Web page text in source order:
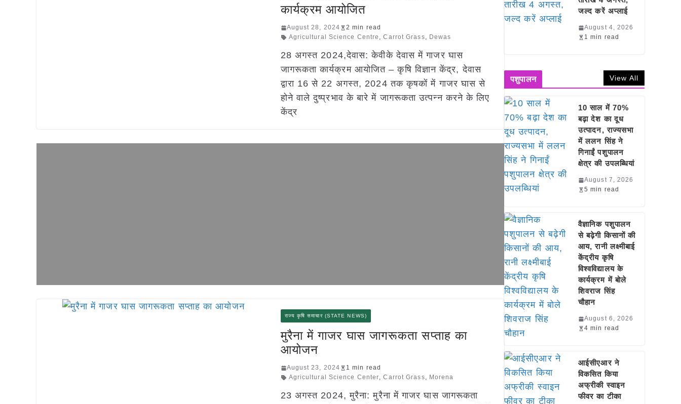
कार्यक्रम आयोजित
August 28, 2024
2 min read
Agricultural Science Centre ,Carrot Grass, Dewas
28 अगस्त 2024,देवास: केवीके देवास में गाजर घास
जागरूकता कार्यक्रम आयोजित – कृषि विज्ञान केंद्र, देवास
द्वारा 16 से 22 अगस्त, 2024 तक कृषकों में गाजर घास से
होने वाले दुष्प्रभाव के बारे में जागरूकता उत्पन्न करने के लिए
केंद्र
राज्य कृषि समाचार (STATE NEWS)
मुरैना में गाजर घास जागरूकता सप्ताह का
आयोजन
August 23, 2024
1 min read
Agricultural Science Center,Carrot Grass, Morena
23 अगस्त 2024, मुरैना: मुरैना में गाजर घास जागरूकता
जल्द करें अप्लाई
August 4, 2026
1 min read
पशुपालन View All
10 साल में 70%
बढ़ा देश का दूध
उत्पादन, राज्यसभा
में ललन सिंह ने
गिनाईं पशुपालन
क्षेत्र की उपलब्धियां
August 7, 2026
5 min read
वैज्ञानिक पशुपालन
से बढ़ेगी किसानों की
आय, रानी लक्ष्मीबाई
केंद्रीय कृषि
विश्वविद्यालय के
कार्यक्रम में बोले
शिवराज सिंह
चौहान
August 6, 2026
4 min read
आईसीएआर ने
विकसित किया
अफ्रीकी स्वाइन
फीवर का टीका